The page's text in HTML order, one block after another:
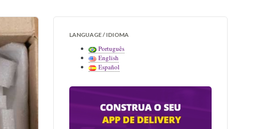
LANGUAGE / IDIOMA
Português
English
Español